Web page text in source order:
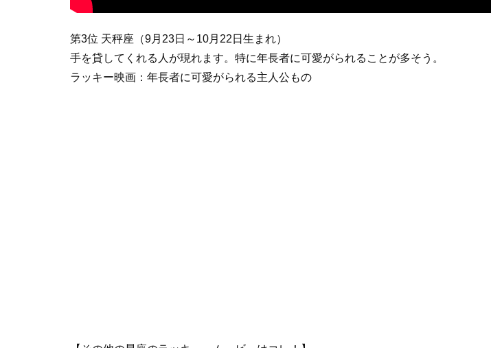
第3位 天秤座（9月23日～10月22日生まれ）
手を貸してくれる人が現れます。特に年長者に可愛がられることが多そう。
ラッキー映画：年長者に可愛がられる主人公もの